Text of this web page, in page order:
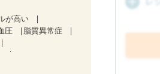
が高い
圧
脂質異常症